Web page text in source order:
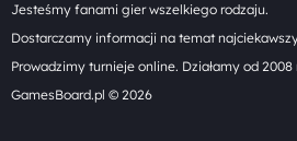
Jesteśmy fanami gier wszelkiego rodzaju.
Dostarczamy informacji na temat
Prowadzimy turnieje online. Działamy od 2008
GamesBoard.pl © 2026